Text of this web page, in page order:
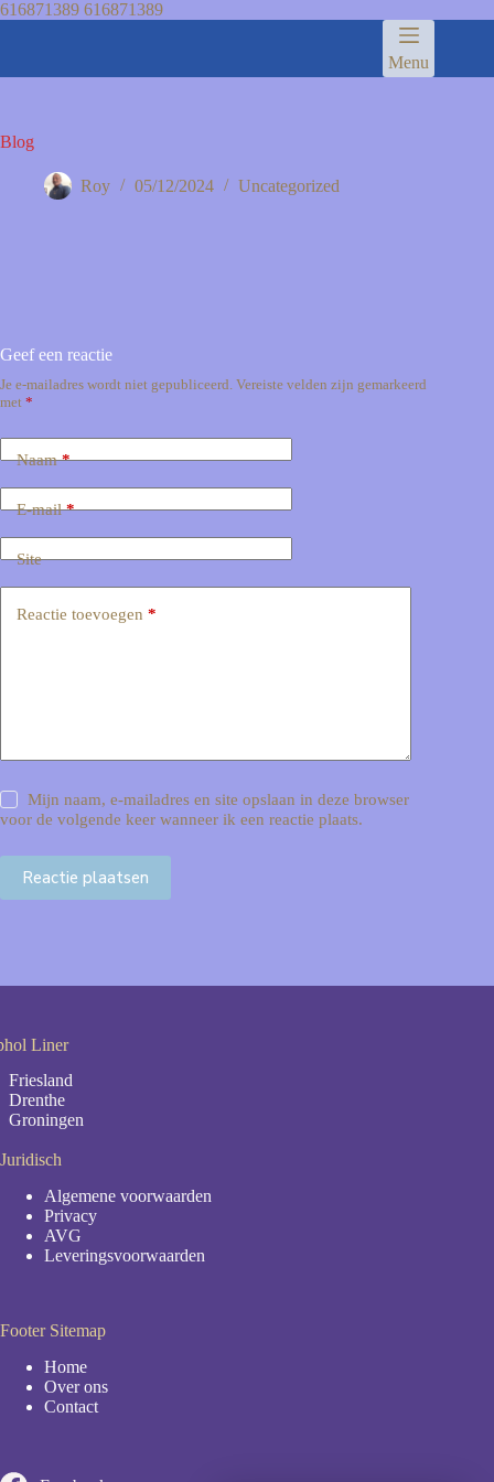
616871389 616871389
Menu
Blog
Roy 05/12/2024 Uncategorized
Geef een reactie
Je e-mailadres wordt niet gepubliceerd. Vereiste velden zijn gemarkeerd
met *
Naam*
E-mail*
Site
Reactie toevoegen *
Mijn naam, e-mailadres en site opslaan in deze browser
voor de volgende keer wanneer ik een reactie plaats.
Reactie plaatsen
Liner
Friesland
Drenthe
Groningen
Juridisch
Algemene voorwaarden
Privacy
AVG
Leveringsvoorwaarden
Footer Sitemap
Home
Over ons
Contact